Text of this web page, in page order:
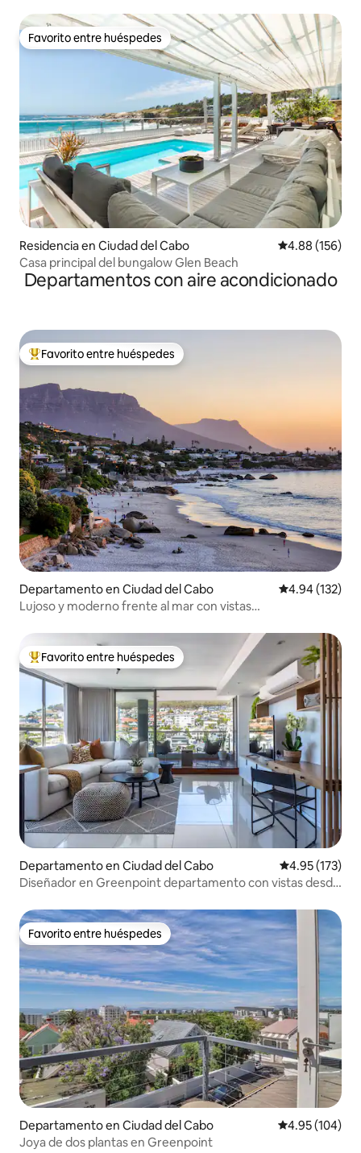
Favorito entre huéspedes
Favorito entre huéspedes
Residencia en Ciudad del Cabo Calificación
4.88 (156)
Casa principal del bungalow Glen Beach
Departamentos con aire acondicionado
De los mejores en Favorito entre huéspedes
Favorito entre huéspedes
Departamento en Ciudad del Cabo Calificación
4.94 (132)
Lujoso y moderno frente al mar con vistas
De los mejores en Favorito entre huéspedes
Favorito entre huéspedes
Departamento en Ciudad del Cabo Calificación
4.95 (173)
Diseñador en Greenpoint departamento con vistas desde
Favorito entre huéspedes
Favorito entre huéspedes
Departamento en Ciudad del Cabo Calificación
4.95 (104)
Joya de dos plantas en Greenpoint